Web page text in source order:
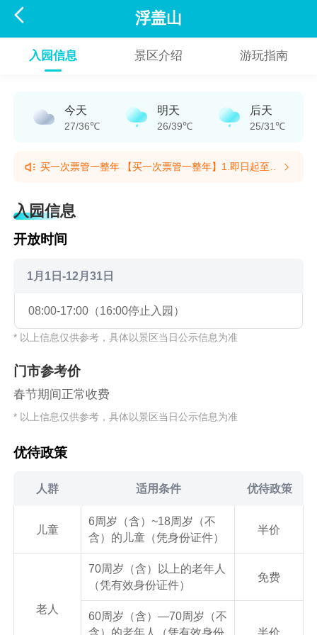
 浮盖山
入园信息 景区介绍 游玩指南
今天
27/36℃
明天
26/39℃
后天
25/31℃
买一次票管一整年 【买一次票管一整年】1.即日起至
用，请勿转借他人。倡导文明游览，乐享美好旅途！2.
畅玩。(提示有效期2026/5/22至2027/5/18)
享活动期内游玩权益。所有权益仅限本人实名核验使
激活后至2027年5月18日，凭本人身份证可全年不限次
入园信息
开放时间
1月1日-12月31日
08:00-17:00（16:00停止入园）
* 以上信息仅供参考，具体以景区当日公示信息为准
门市参考价
春节期间正常收费
* 以上信息仅供参考，具体以景区当日公示信息为准
优待政策
人群 适用条件 优待政策
儿童
6周岁（含）~18周岁（不
含）的儿童（凭身份证件）
半价
老人
70周岁（含）以上的老年人
（凭有效身份证件）
免费
60周岁（含）—70周岁（不